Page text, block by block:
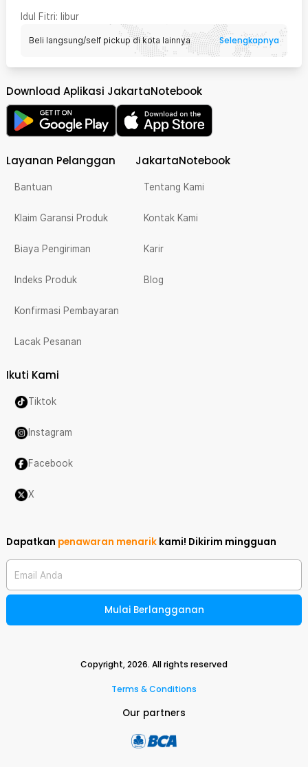
Idul Fitri: libur
Beli langsung/self pickup di kota lainnya Selengkapnya
Download Aplikasi JakartaNotebook
Layanan Pelanggan
Bantuan
Klaim Garansi Produk
Biaya Pengiriman
Indeks Produk
Konfirmasi Pembayaran
Lacak Pesanan
JakartaNotebook
Tentang Kami
Kontak Kami
Karir
Blog
Ikuti Kami
Tiktok
Instagram
Facebook
X
Dapatkan penawaran menarik kami! Dikirim mingguan
Email Anda
Mulai Berlangganan
Copyright,2026. All rights reserved
Terms & Conditions
Our partners